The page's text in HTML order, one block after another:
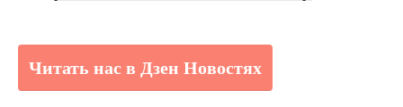
Читать нас в Дзен Новостях